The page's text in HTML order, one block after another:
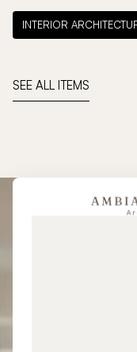
INTERIOR
SEE ALL ITEMS